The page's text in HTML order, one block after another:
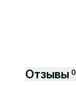
Отзывы 0